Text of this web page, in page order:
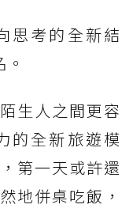
思考的全新結
生人之間更容
的全新旅遊模
第一天或許還
地併桌吃飯，